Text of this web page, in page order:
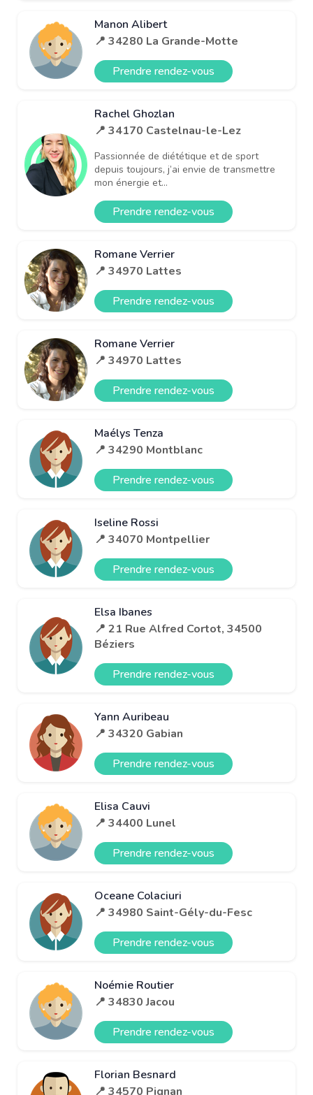
Manon Alibert
📍 34280 La Grande-Motte
Prendre rendez-vous
Rachel Ghozlan
📍 34170 Castelnau-le-Lez
Passionnée de diététique et de sport
depuis toujours, j’ai envie de transmettre
mon énergie et...
Prendre rendez-vous
Romane Verrier
📍 34970 Lattes
Prendre rendez-vous
Romane Verrier
📍 34970 Lattes
Prendre rendez-vous
Maélys Tenza
📍 34290 Montblanc
Prendre rendez-vous
Iseline Rossi
📍 34070 Montpellier
Prendre rendez-vous
Elsa Ibanes
📍 21 Rue Alfred Cortot, 34500
Béziers
Prendre rendez-vous
Yann Auribeau
📍 34320 Gabian
Prendre rendez-vous
Elisa Cauvi
📍 34400 Lunel
Prendre rendez-vous
Oceane Colaciuri
📍 34980 Saint-Gély-du-Fesc
Prendre rendez-vous
Noémie Routier
📍 34830 Jacou
Prendre rendez-vous
Florian Besnard
📍 34570 Pignan